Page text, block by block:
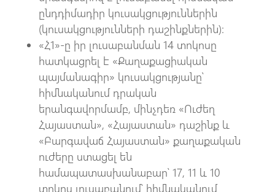
ընդդիմադիր կուսակցություններին
(կուսակցությունների դաշինքներին):
«Հ1»-ը իր լուսաբանման 14 տոկոսը
հատկացրել է «Քաղաքացիական
պայմանագիր» կուսակցությանը՝
հիմնականում դրական
երանգավորմամբ, մինչդեռ «Ուժեղ
Հայաստան», «Հայաստան» դաշինք և
«Բարգավաճ Հայաստան» քաղաքական
ուժերը ստացել են
համապատասխանաբար՝ 17, 11 և 10
տոկոս լուսաբանում՝ հիմնականում